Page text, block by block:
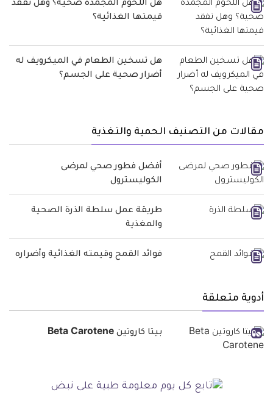
هل اللحوم المجمدة صحية؟ وهل تفقد
قيمتها الغذائية؟
هل تسخين الطعام في الميكرويف له
أضرار صحية على الجسم؟
مقالات من التصنيف الحمية والتغذية
أفضل فطور صحي لمرضى
الكوليسترول
طريقة عمل سلطة الذرة الصحية
والمغذية
فوائد القمح وقيمته الغذائية وأضراره
أدوية متعلقة
بيتا كاروتين Beta Carotene